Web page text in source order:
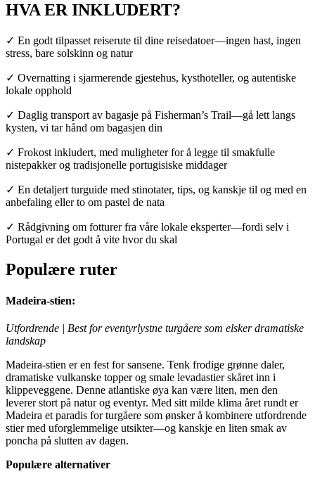
HVA ER INKLUDERT?
✓ En godt tilpasset reiserute til dine reisedatoer—ingen hast, ingen
stress, bare solskinn og natur
✓ Overnatting i sjarmerende gjestehus, kysthoteller, og autentiske
lokale opphold
✓ Daglig transport av bagasje på Fisherman’s Trail—gå lett langs
kysten, vi tar hånd om bagasjen din
✓ Frokost inkludert, med muligheter for å legge til smakfulle
nistepakker og tradisjonelle portugisiske middager
✓ En detaljert turguide med stinotater, tips, og kanskje til og med en
anbefaling eller to om pastel de nata
✓ Rådgivning om fotturer fra våre lokale eksperter—fordi selv i
Portugal er det godt å vite hvor du skal
Populære ruter
Madeira-stien:
Utfordrende | Best for eventyrlystne turgåere som elsker dramatiske
landskap
Madeira-stien er en fest for sansene. Tenk frodige grønne daler,
dramatiske vulkanske topper og smale levadastier skåret inn i
klippeveggene. Denne atlantiske øya kan være liten, men den
leverer stort på natur og eventyr. Med sitt milde klima året rundt er
Madeira et paradis for turgåere som ønsker å kombinere utfordrende
stier med uforglemmelige utsikter—og kanskje en liten smak av
poncha på slutten av dagen.
Populære alternativer